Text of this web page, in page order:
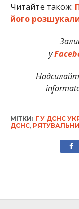
Читайте також:
його
З
у
МІТКИ: ГУ ДСНС
ДСНС,